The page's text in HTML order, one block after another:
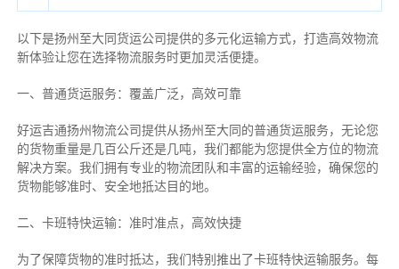
以下是扬州至大同货运公司提供的多元化运输方式，打造高效物流
新体验让您在选择物流服务时更加灵活便捷。
一、普通货运服务：覆盖广泛，高效可靠
好运吉通扬州物流公司提供从扬州至大同的普通货运服务，无论您
的货物重量是几百公斤还是几吨，我们都能为您提供全方位的物流
解决方案。我们拥有专业的物流团队和丰富的运输经验，确保您的
货物能够准时、安全地抵达目的地。
二、卡班特快运输：准时准点，高效快捷
为了保障货物的准时抵达，我们特别推出了卡班特快运输服务。每